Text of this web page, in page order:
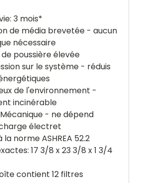
3 mois*
de média brevetée - aucun
nécessaire
poussière élevée
sur le système - réduis
de l'environnement -
incinérable
- ne dépend
électret
la norme ASHREA 52.2
17 3/8 x 23 3/8 x 1 3/4
contient 12 filtres